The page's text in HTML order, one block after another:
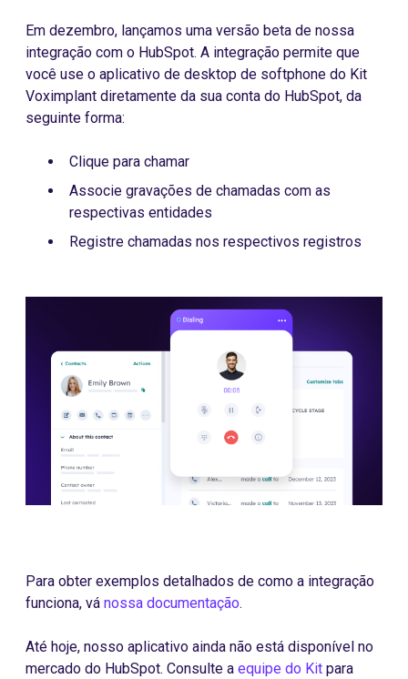
Em dezembro, lançamos uma versão beta de nossa
integração com o HubSpot. A integração permite que
você use o aplicativo de desktop de softphone do Kit
Voximplant diretamente da sua conta do HubSpot, da
seguinte forma:
Clique para chamar
Associe gravações de chamadas com as
respectivas entidades
Registre chamadas nos respectivos registros
Para obter exemplos detalhados de como a integração
funciona, vá nossa documentação.
Até hoje, nosso aplicativo ainda não está disponível no
mercado do HubSpot. Consulte a equipe do Kit para